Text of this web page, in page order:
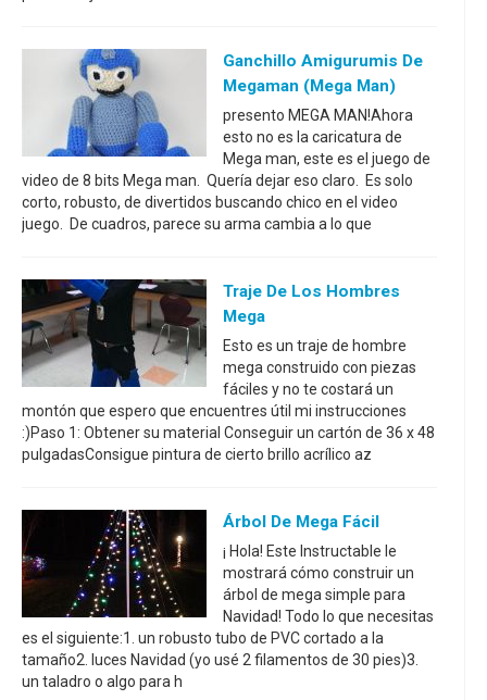
Ganchillo Amigurumis De
Megaman (Mega Man)
presento MEGA MAN!Ahora
esto no es la caricatura de
Mega man, este es el juego de
video de 8 bits Mega man. Quería dejar eso claro. Es solo
corto, robusto, de divertidos buscando chico en el video
juego. De cuadros, parece su arma cambia a lo que
Traje De Los Hombres
Mega
Esto es un traje de hombre
mega construido con piezas
fáciles y no te costará un
montón que espero que encuentres útil mi instrucciones
:)Paso 1: Obtener su material Conseguir un cartón de 36 x 48
pulgadasConsigue pintura de cierto brillo acrílico az
Árbol De Mega Fácil
¡ Hola! Este Instructable le
mostrará cómo construir un
árbol de mega simple para
Navidad! Todo lo que necesitas
es el siguiente:1. un robusto tubo de PVC cortado a la
tamaño2. luces Navidad (yo usé 2 filamentos de 30 pies)3.
un taladro o algo para h